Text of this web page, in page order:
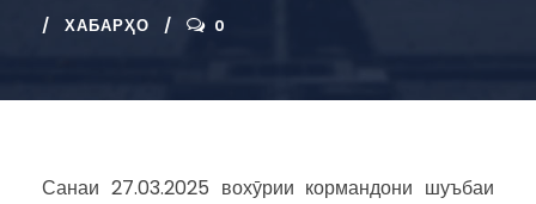
ХАБАРҲО 0
Санаи 27.03.2025 вохӯрии кормандони шуъбаи